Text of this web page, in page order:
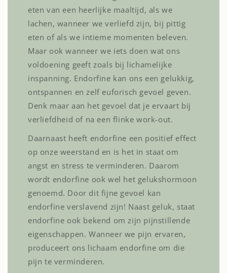
eten van een heerlijke maaltijd, als we
lachen, wanneer we verliefd zijn, bij pittig
eten of als we intieme momenten beleven.
Maar ook wanneer we iets doen wat ons
voldoening geeft zoals bij lichamelijke
inspanning. Endorfine kan ons een gelukkig,
ontspannen en zelf euforisch gevoel geven.
Denk maar aan het gevoel dat je ervaart bij
verliefdheid of na een flinke work-out.
Daarnaast heeft endorfine een positief effect
op onze weerstand en is het in staat om
angst en stress te verminderen. Daarom
wordt endorfine ook wel het gelukshormoon
genoemd. Door dit fijne gevoel kan
endorfine verslavend zijn! Naast geluk, staat
endorfine ook bekend om zijn pijnstillende
eigenschappen. Wanneer we pijn ervaren,
produceert ons lichaam endorfine om die
pijn te verminderen.